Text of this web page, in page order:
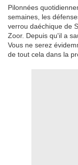
Pilonnées
semaines, les
verrou daéchique de
Zoor. Depuis qu'il a
Vous ne serez
de tout cela dans la